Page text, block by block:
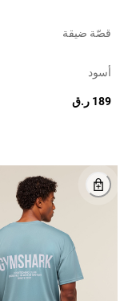
قصّة ضيقة
أسود
189 ر.ق